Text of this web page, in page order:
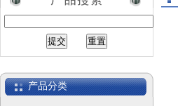
江苏润仪仪表有限公司
产品分类